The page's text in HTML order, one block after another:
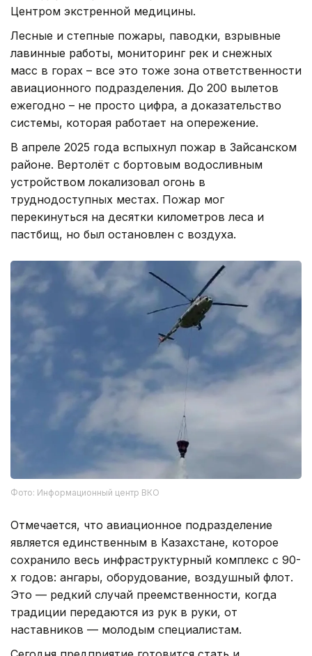
Центром экстренной медицины.
Лесные и степные пожары, паводки, взрывные
лавинные работы, мониторинг рек и снежных
масс в горах – все это тоже зона ответственности
авиационного подразделения. До 200 вылетов
ежегодно – не просто цифра, а доказательство
системы, которая работает на опережение.
В апреле 2025 года вспыхнул пожар в Зайсанском
районе. Вертолёт с бортовым водосливным
устройством локализовал огонь в
труднодоступных местах. Пожар мог
перекинуться на десятки километров леса и
пастбищ, но был остановлен с воздуха.
Фото: Информационный центр ВКО
Отмечается, что авиационное подразделение
является единственным в Казахстане, которое
сохранило весь инфраструктурный комплекс с 90-
х годов: ангары, оборудование, воздушный флот.
Это — редкий случай преемственности, когда
традиции передаются из рук в руки, от
наставников — молодым специалистам.